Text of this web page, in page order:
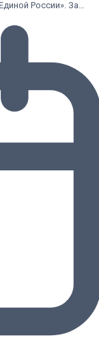
России». За…